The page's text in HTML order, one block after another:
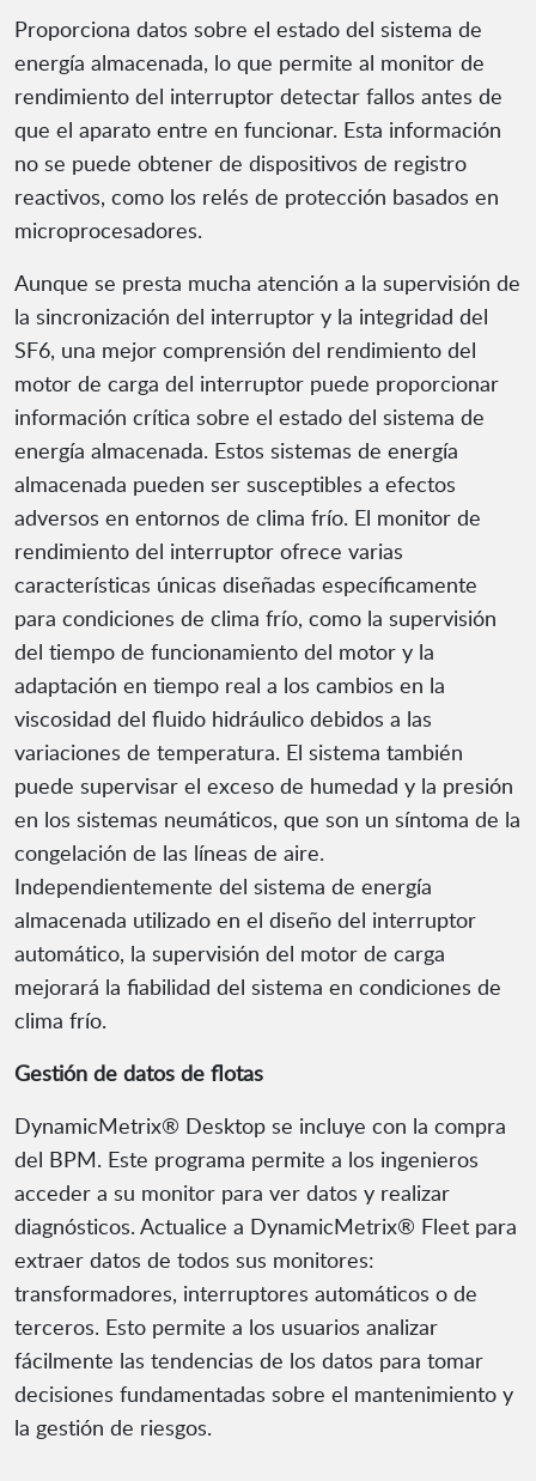
Proporciona datos sobre el estado del sistema de
energía almacenada, lo que permite al monitor de
rendimiento del interruptor detectar fallos antes de
que el aparato entre en funcionar. Esta información
no se puede obtener de dispositivos de registro
reactivos, como los relés de protección basados en
microprocesadores.
Aunque se presta mucha atención a la supervisión de
la sincronización del interruptor y la integridad del
SF6, una mejor comprensión del rendimiento del
motor de carga del interruptor puede proporcionar
información crítica sobre el estado del sistema de
energía almacenada. Estos sistemas de energía
almacenada pueden ser susceptibles a efectos
adversos en entornos de clima frío. El monitor de
rendimiento del interruptor ofrece varias
características únicas diseñadas específicamente
para condiciones de clima frío, como la supervisión
del tiempo de funcionamiento del motor y la
adaptación en tiempo real a los cambios en la
viscosidad del fluido hidráulico debidos a las
variaciones de temperatura. El sistema también
puede supervisar el exceso de humedad y la presión
en los sistemas neumáticos, que son un síntoma de la
congelación de las líneas de aire.
Independientemente del sistema de energía
almacenada utilizado en el diseño del interruptor
automático, la supervisión del motor de carga
mejorará la fiabilidad del sistema en condiciones de
clima frío.
Gestión de datos de flotas
DynamicMetrix® Desktop se incluye con la compra
del BPM. Este programa permite a los ingenieros
acceder a su monitor para ver datos y realizar
diagnósticos. Actualice a DynamicMetrix® Fleet para
extraer datos de todos sus monitores:
transformadores, interruptores automáticos o de
terceros. Esto permite a los usuarios analizar
fácilmente las tendencias de los datos para tomar
decisiones fundamentadas sobre el mantenimiento y
la gestión de riesgos.